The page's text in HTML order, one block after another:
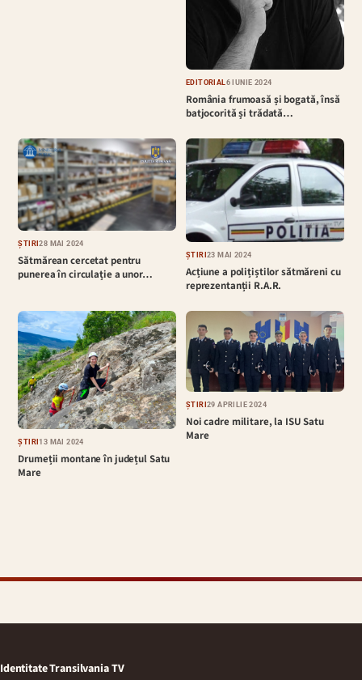
EDITORIAL6 IUNIE 2024
România frumoasă și bogată, însă
batjocorită și trădată…
ȘTIRI28 MAI 2024
Sătmărean cercetat pentru
punerea în circulație a unor…
ȘTIRI23 MAI 2024
Acțiune a polițiștilor sătmăreni cu
reprezentanții R.A.R.
ȘTIRI13 MAI 2024
Drumeții montane în județul Satu
Mare
ȘTIRI29 APRILIE 2024
Noi cadre militare, la ISU Satu
Mare
Identitate Transilvania TV